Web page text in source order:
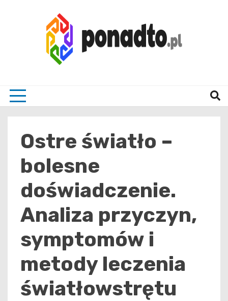
Ostre światło –
bolesne
doświadczenie.
Analiza przyczyn,
symptomów i
metody leczenia
światłowstrętu